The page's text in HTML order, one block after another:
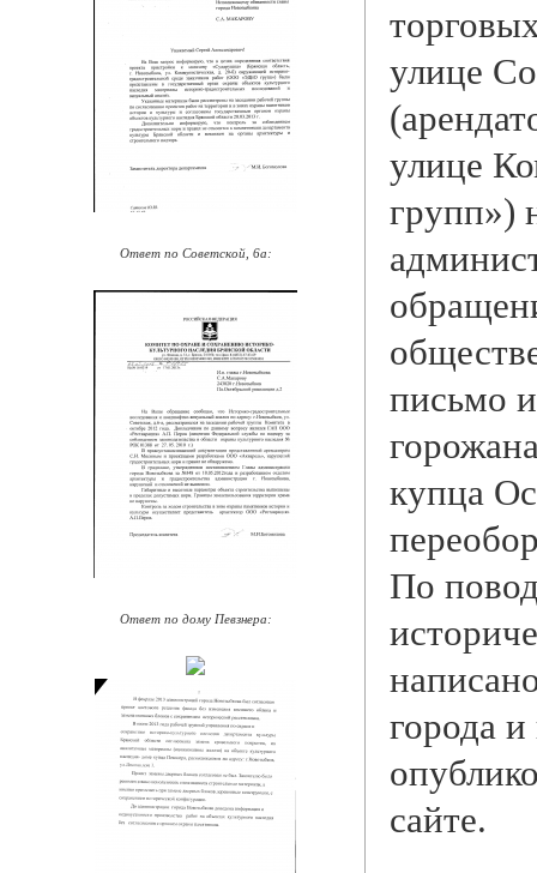
Ответ по Советской, 6а:
Ответ по дому Певзнера:
улице
улице
групп»)
письмо
купца
По
города
сайте.